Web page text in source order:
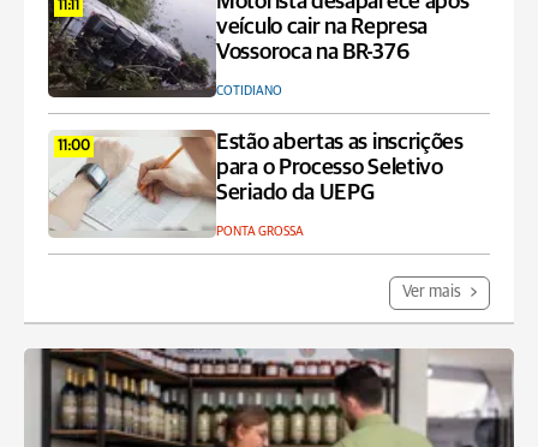
11:11
veículo cair na Represa
Vossoroca na BR-376
COTIDIANO
11:00
Estão abertas as inscrições
para o Processo Seletivo
Seriado da UEPG
PONTA GROSSA
Ver mais